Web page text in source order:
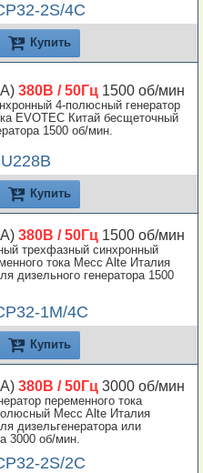
2S/4C
Купить
380В / 50Гц 1500 об/мин
4-полюсный генератор
EVOTEC Китай бесщеточный
1500 об/мин.
Купить
380В / 50Гц 1500 об/мин
трехфазный синхронный
тока Mecc Alte Италия
дизельного генератора 1500
1M/4C
Купить
380В / 50Гц 3000 об/мин
переменного тока
Mecc Alte Италия
дизельгенератора или
3000 об/мин.
2S/2C